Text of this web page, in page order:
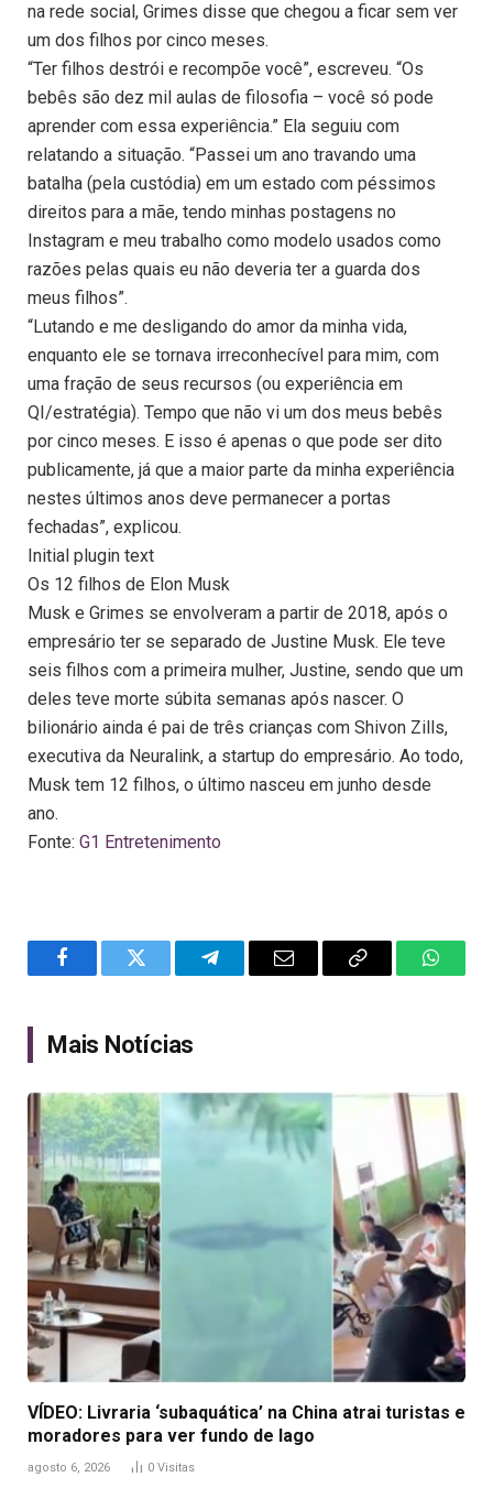
na rede social, Grimes disse que chegou a ficar sem ver
um dos filhos por cinco meses.
“Ter filhos destrói e recompõe você”, escreveu. “Os
bebês são dez mil aulas de filosofia – você só pode
aprender com essa experiência.” Ela seguiu com
relatando a situação. “Passei um ano travando uma
batalha (pela custódia) em um estado com péssimos
direitos para a mãe, tendo minhas postagens no
Instagram e meu trabalho como modelo usados como
razões pelas quais eu não deveria ter a guarda dos
meus filhos”.
“Lutando e me desligando do amor da minha vida,
enquanto ele se tornava irreconhecível para mim, com
uma fração de seus recursos (ou experiência em
QI/estratégia). Tempo que não vi um dos meus bebês
por cinco meses. E isso é apenas o que pode ser dito
publicamente, já que a maior parte da minha experiência
nestes últimos anos deve permanecer a portas
fechadas”, explicou.
Initial plugin text
Os 12 filhos de Elon Musk
Musk e Grimes se envolveram a partir de 2018, após o
empresário ter se separado de Justine Musk. Ele teve
seis filhos com a primeira mulher, Justine, sendo que um
deles teve morte súbita semanas após nascer. O
bilionário ainda é pai de três crianças com Shivon Zills,
executiva da Neuralink, a startup do empresário. Ao todo,
Musk tem 12 filhos, o último nasceu em junho desde
ano.
Fonte: G1 Entretenimento
FacebookTwitter TelegramEmail
Copy
Mais Notícias
VÍDEO: Livraria ‘subaquática’ na China atrai turistas e
moradores para ver fundo de lago
agosto 6, 2026 0 Visitas